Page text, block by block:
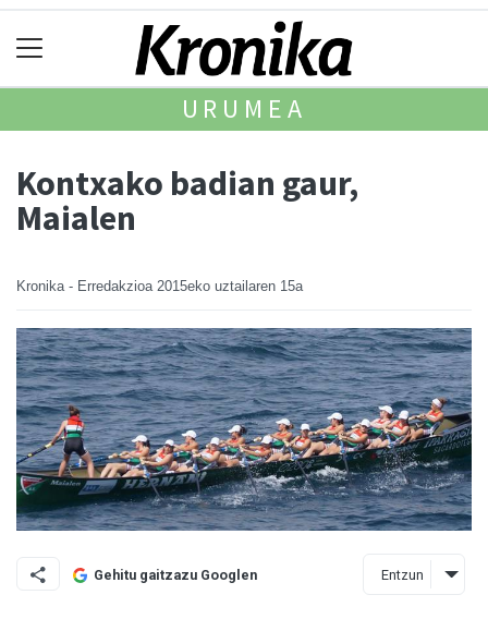
URUMEA
Kontxako badian gaur,
Maialen
Kronika - Erredakzioa 2015eko uztailaren 15a
Gehitu gaitzazu Googlen Entzun